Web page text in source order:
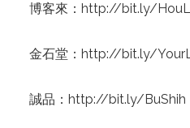
博客來： http://bit.ly/
金石堂： http://bit.ly/
誠品： http://bit.ly/BuShih